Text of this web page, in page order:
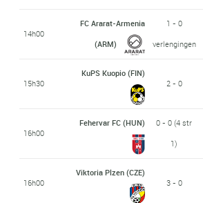
14h00
FC Ararat-Armenia
(ARM)
1 - 0
verlengingen
15h30
KuPS Kuopio (FIN)
2 - 0
16h00
Fehervar FC (HUN)
0 - 0 (4 str
1)
16h00
Viktoria Plzen (CZE)
3 - 0